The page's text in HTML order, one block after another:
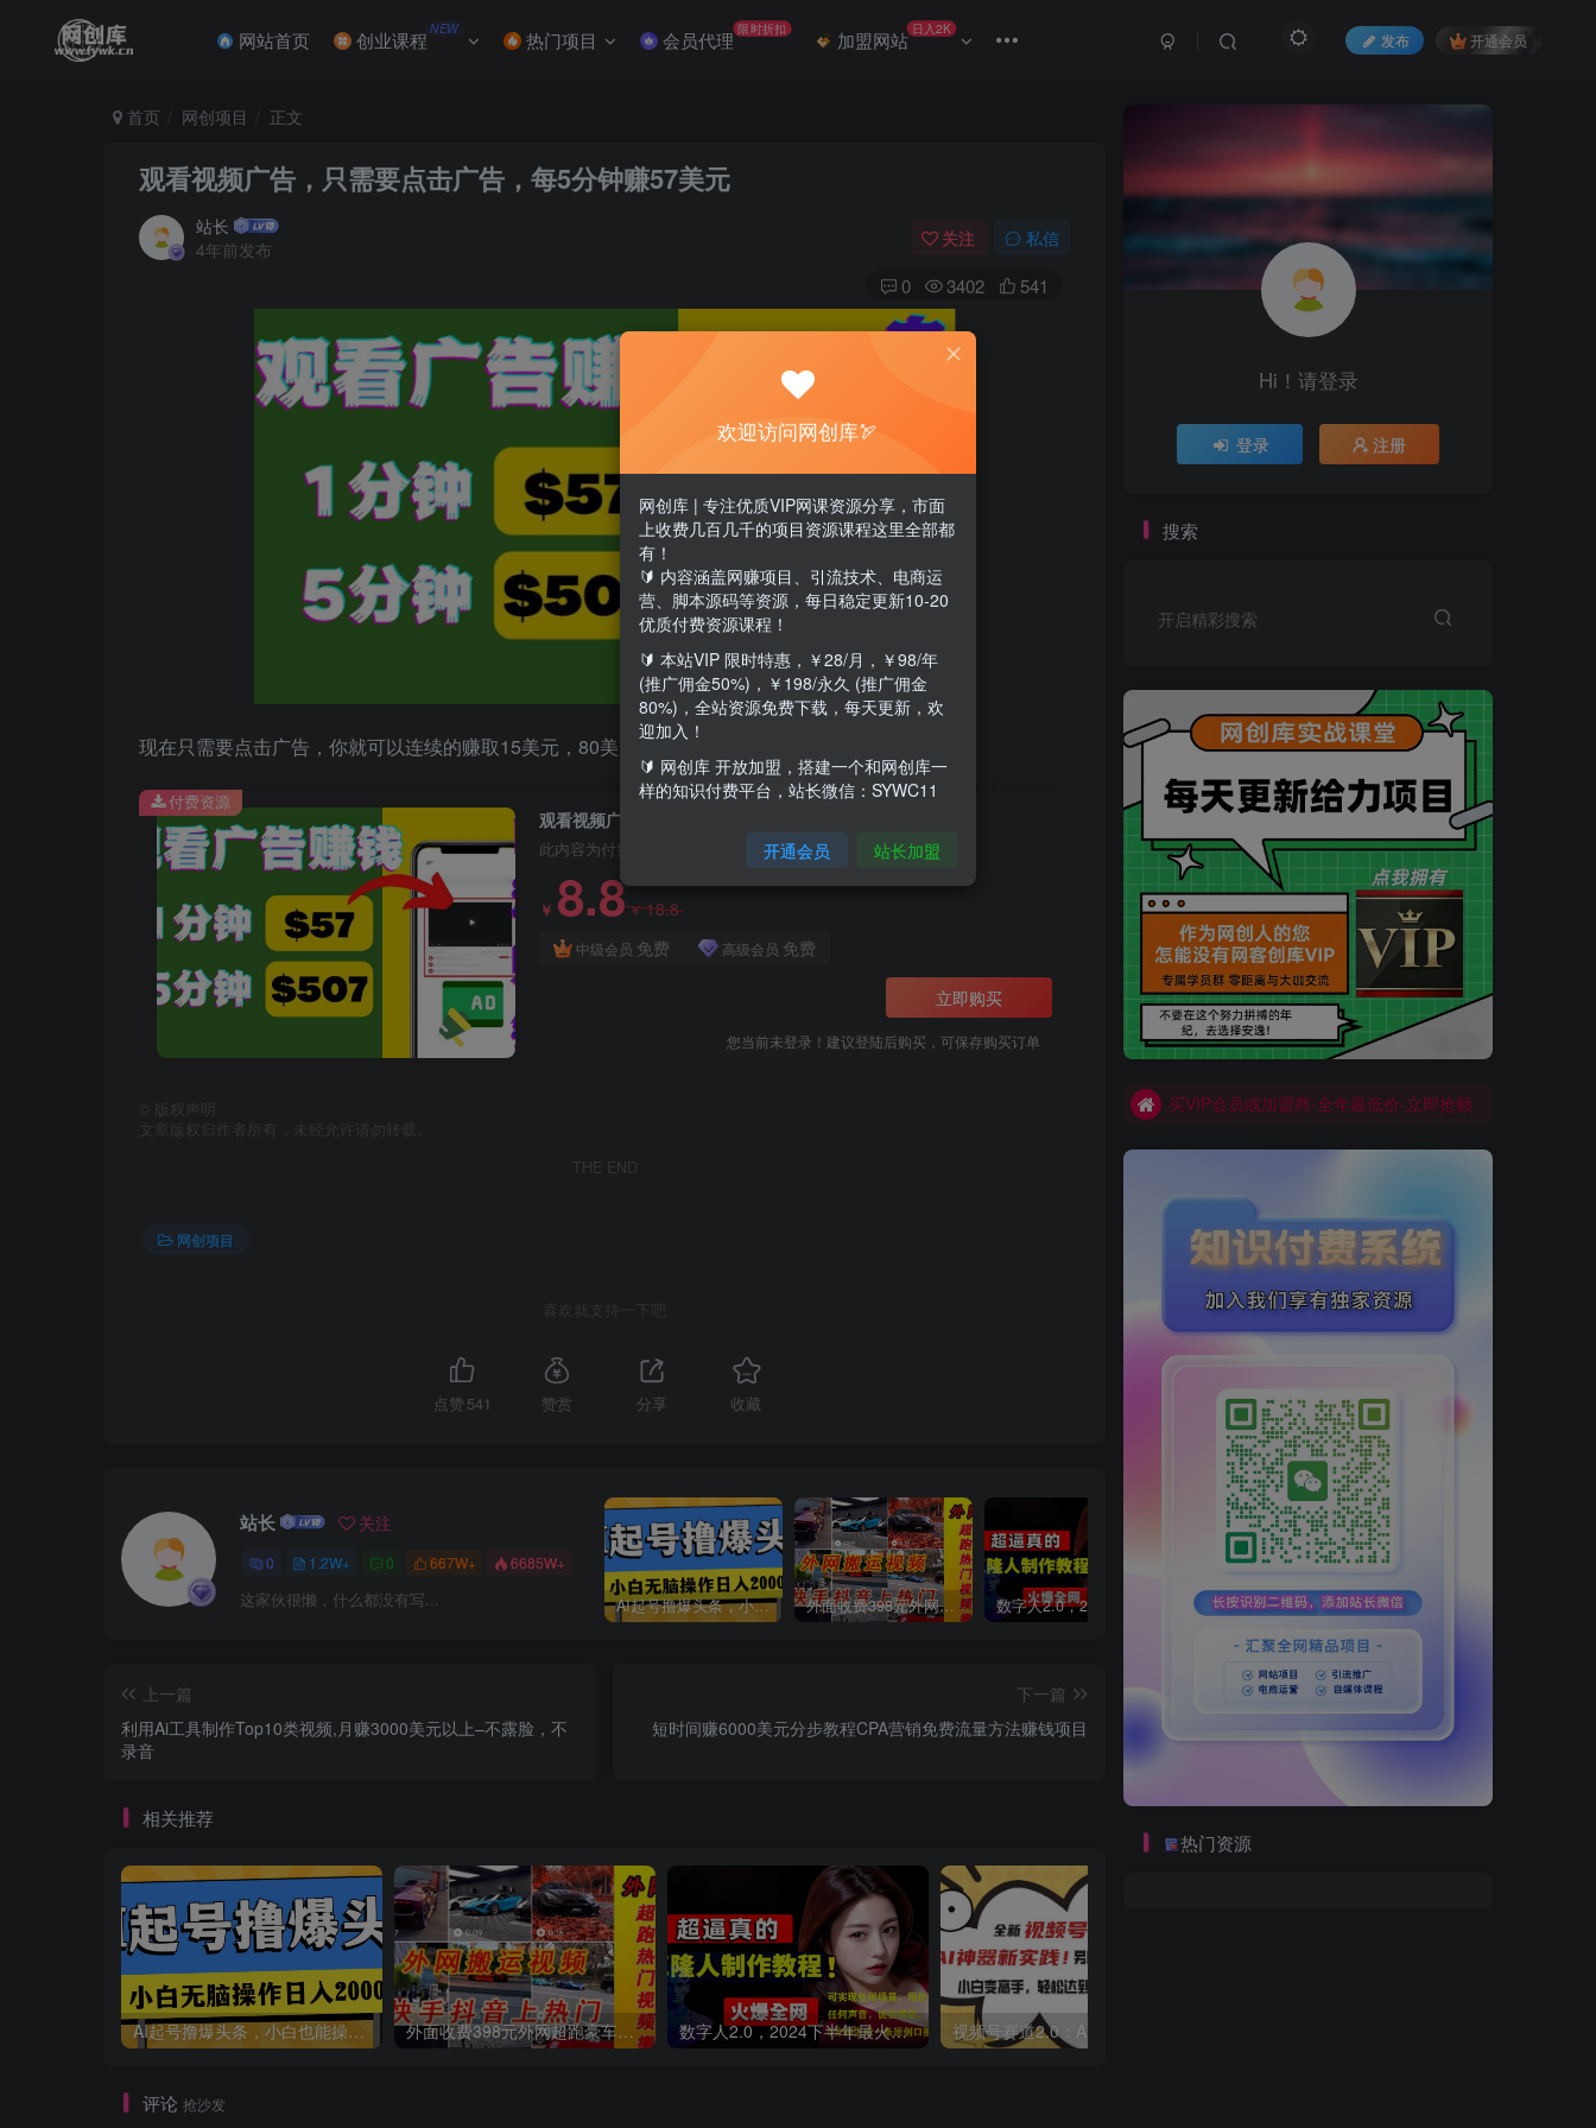
网站首页 创业课程 NEW 热门项目 会员代理 限时折扣 加盟网站 日入2K
发布 开通会员
首页 网创项目 正文
观看视频广告，只需要点击广告，每5分钟赚57美元
站长
4年前发布
关注 私信
0 3402 541
现在只需要点击广告，你就可以连续的赚取15美元，80美元，甚至高达150美元
观看视频广告，只需要点击广告，每5分钟赚57美元
此内容为付费资源，请付费后查看
￥ 8.8￥18.8
中级会员 免费 高级会员 免费
立即购买
您当前未登录！建议登陆后购买，可保存购买订单
付费资源
版权声明
文章版权归作者所有，未经允许请勿转载。
THE END
网创项目
喜欢就支持一下吧
点赞 541 赞赏 分享 收藏
站长 关注
0 1.2W+ 0 667W+ 6685W+
这家伙很懒，什么都没有写... AI起号撸爆头条，小白也能操作，日入2000+ 外面收费398元外网超跑豪车汽车视频搬运至快手抖音上热门项目 视频号赛道2.0：AI神器新实践！另辟蹊径！五分钟一条作品，小白变高手…
上一篇
利用Ai工具制作Top10类视频,月赚3000美元以上–不露脸，不
录音
下一篇
短时间赚6000美元分步教程CPA营销免费流量方法赚钱项目
相关推荐
AI起号撸爆头条，小白也能操作，日入2000+ 外面收费398元外网超跑豪车汽车视频搬运至快手抖音上热门项目 数字人2.0，2024下半年最火项目，无限免费生成视频，可实现任何场景，用任何形象，任何声音，说任何话，5分钟生成一条原创口播视频。
评论 抢沙发
Hi！请登录
登录 注册
搜索
开启精彩搜索
买VIP会员或加盟商-全年最低价-立即抢额
网创库-限时优惠 别错过!
买VIP会员或加盟商-全年最低价-立即抢额
网创库-限时优惠 别错过!
热门资源
欢迎访问网创库🏹
网创库 | 专注优质VIP网课资源分享，市面
上收费几百几千的项目资源课程这里全部都
有！
🔰 内容涵盖网赚项目、引流技术、电商运
营、脚本源码等资源，每日稳定更新10-20
优质付费资源课程！
🔰 本站VIP 限时特惠，￥28/月，￥98/年
(推广佣金50%)，￥198/永久 (推广佣金
80%)，全站资源免费下载，每天更新，欢
迎加入！
🔰 网创库 开放加盟，搭建一个和网创库一
样的知识付费平台，站长微信：SYWC11
开通会员 站长加盟